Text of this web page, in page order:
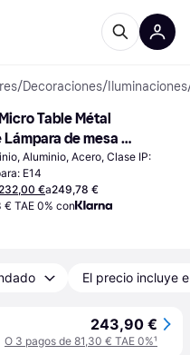
/Decoraciones/ Iluminaciones
Table Métal
de mesa
Aluminio, Acero, Clase IP:
E14
€a249,78 €
€ TAE 0% con
El precio incluye
243,90 €
O 3 pagos de 81,30 € TAE 0%¹